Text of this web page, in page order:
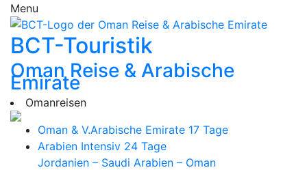
Menu
BCT-Touristik
Oman Reise & Arabische
Emirate
Omanreisen
Oman & V.Arabische Emirate 17 Tage
Arabien Intensiv 24 Tage
Jordanien – Saudi Arabien – Oman